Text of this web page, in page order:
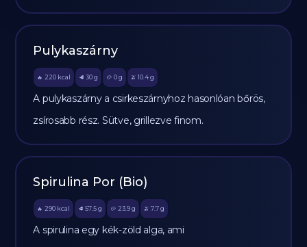
Pulykaszárny
🔥 220 kcal 🥩 30 g 🥔 0g 🫒 10.4 g
A pulykaszárny a csirkeszárnyhoz hasonlóan bőrös,
zsírosabb rész. Sütve, grillezve finom.
Spirulina Por (Bio)
🔥 290 kcal 🥩 57.5 g 🥔 23.9g 🫒 7.7 g
A spirulina egy kék-zöld alga, ami